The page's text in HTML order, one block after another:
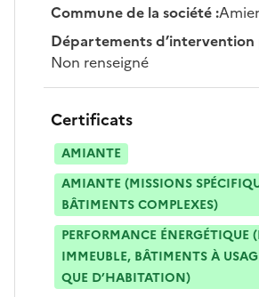
Commune de la société:
Départements d’intervention
Non renseigné
Certificats
AMIANTE
AMIANTE (MISSIONS
BÂTIMENTS COMPLEXES)
PERFORMANCE ÉNERGÉTIQUE
IMMEUBLE, BÂTIMENTS À
QUE D’HABITATION)